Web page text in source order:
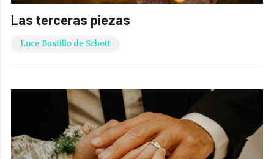
Las terceras piezas
Luce Bustillo de Schott